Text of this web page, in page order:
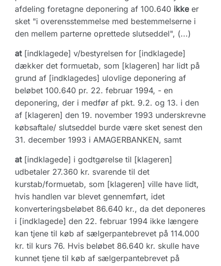
afdeling foretagne deponering af 100.640 ikkeer
sket "i overensstemmelse med bestemmelserne i
den mellem parterne oprettede slutseddel", (...)
at[indklagede] v/bestyrelsen for [indklagede]
dækker det formuetab, som [klageren] har lidt på
grund af [indklagedes] ulovlige deponering af
beløbet 100.640 pr. 22. februar 1994, - en
deponering, der i medfør af pkt. 9.2. og 13. i den
af [klageren] den 19. november 1993 underskrevne
købsaftale/ slutseddel burde være sket senest den
31. december 1993 i AMAGERBANKEN, samt
at[indklagede] i godtgørelse til [klageren]
udbetaler 27.360 kr. svarende til det
kurstab/formuetab, som [klageren] ville have lidt,
hvis handlen var blevet gennemført, idet
konverteringsbeløbet 86.640 kr., da det deponeres
i [indklagede] den 22. februar 1994 ikke længere
kan tjene til køb af sælgerpantebrevet på 114.000
kr. til kurs 76. Hvis beløbet 86.640 kr. skulle have
kunnet tjene til køb af sælgerpantebrevet på